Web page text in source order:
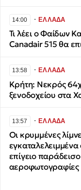
14:00 ∙ΕΛΛΑΔΑ
Τι λέει ο Φαίδων
Canadair 515 θα
13:58 ∙ΕΛΛΑΔΑ
Κρήτη: Νεκρός
ξενοδοχείου στα
13:57 ∙ΕΛΛΑΔΑ
Οι κρυμμένες
επίγειο
αεροφωτογραφίες